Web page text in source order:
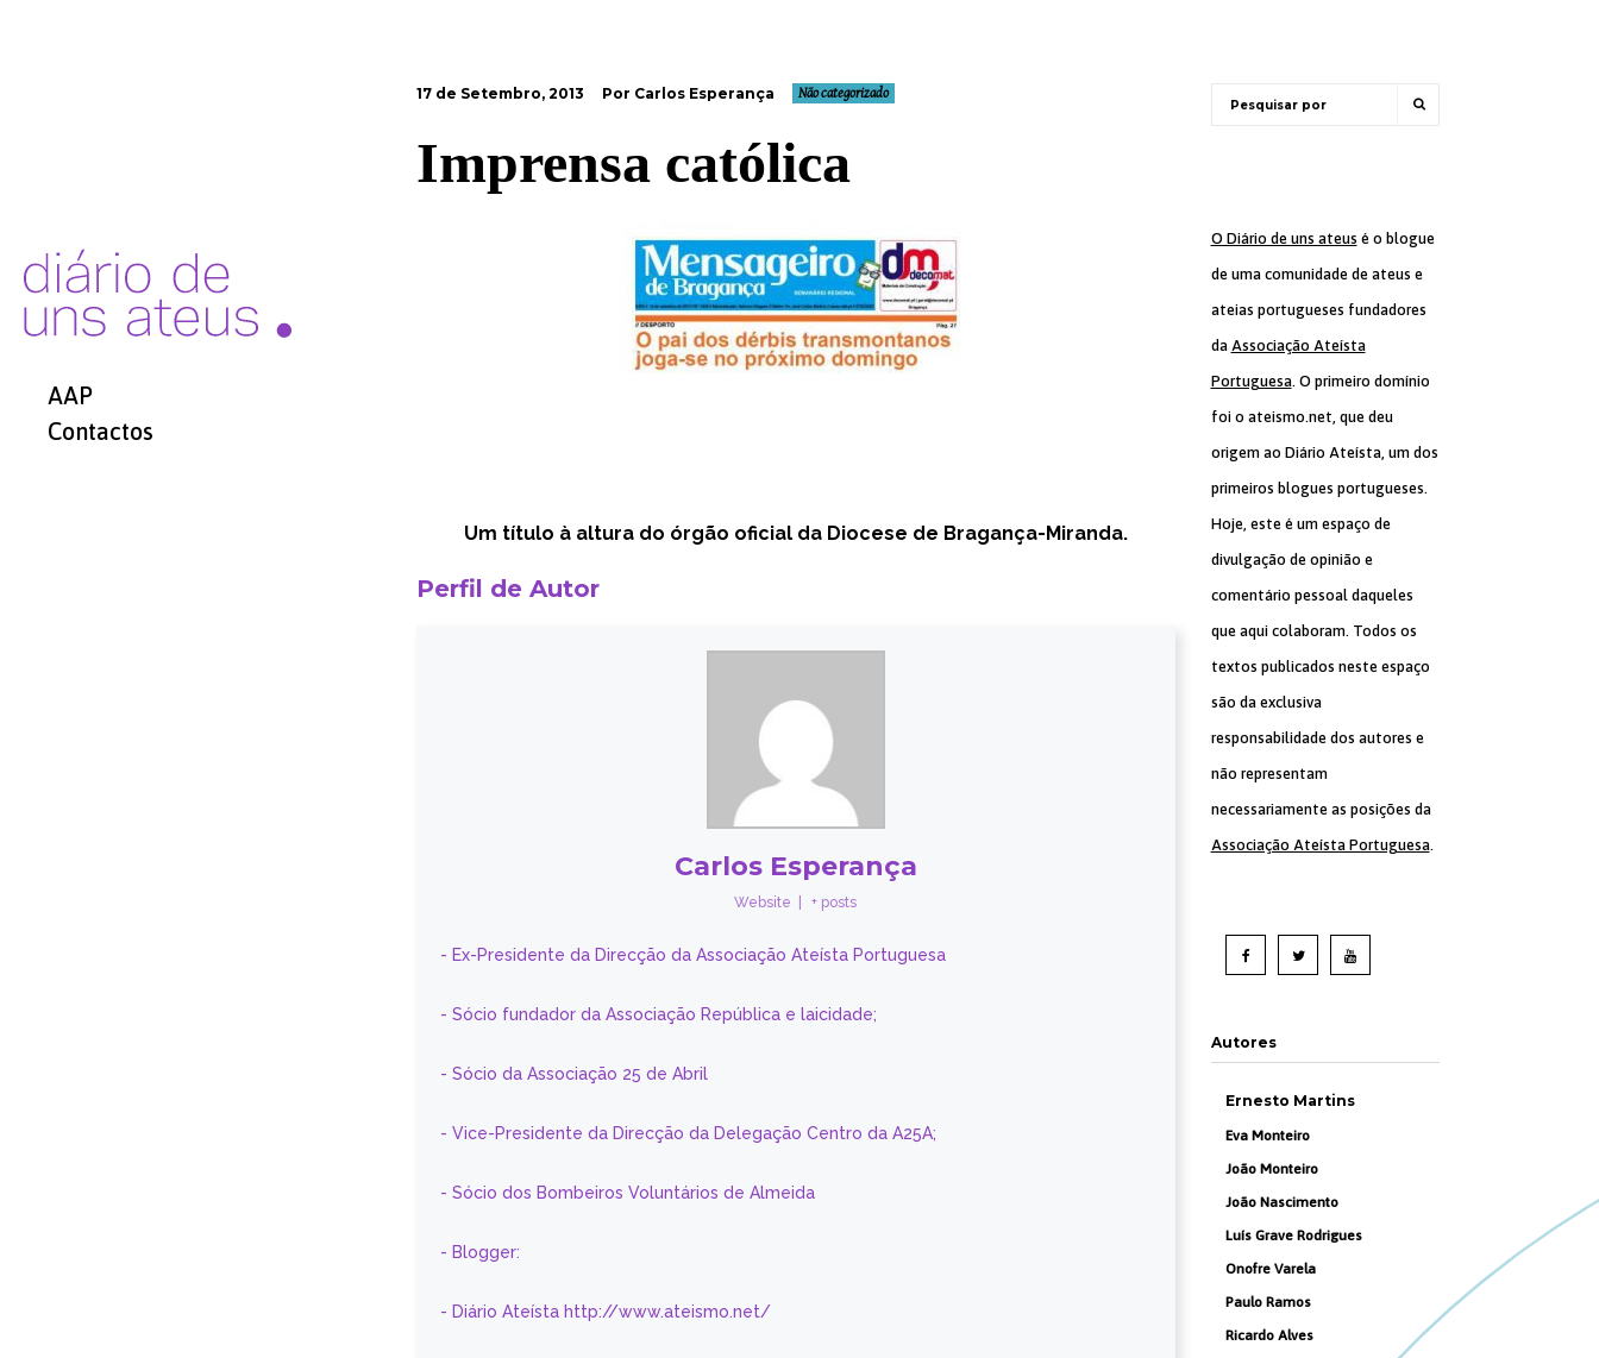
AAP
Contactos
17 de Setembro, 2013 Por Carlos Esperança Não categorizado
Imprensa católica
Um título à altura do órgão oficial da Diocese de Bragança-Miranda.
Perfil de Autor
Carlos Esperança
Website + posts
- Ex-Presidente da Direcção da Associação Ateísta Portuguesa
- Sócio fundador da Associação República e laicidade;
- Sócio da Associação 25 de Abril
- Vice-Presidente da Direcção da Delegação Centro da A25A;
- Sócio dos Bombeiros Voluntários de Almeida
- Blogger:
- Diário Ateísta http://www.ateismo.net/
O Diário de uns ateus é o blogue
de uma comunidade de ateus e
ateias portugueses fundadores
da Associação Ateísta
Portuguesa. O primeiro domínio
foi o ateismo.net, que deu
origem ao Diário Ateísta, um dos
primeiros blogues portugueses.
Hoje, este é um espaço de
divulgação de opinião e
comentário pessoal daqueles
que aqui colaboram. Todos os
textos publicados neste espaço
são da exclusiva
responsabilidade dos autores e
não representam
necessariamente as posições da
Associação Ateísta Portuguesa.
Autores
Ernesto Martins
Eva Monteiro
João Monteiro
João Nascimento
Luís Grave Rodrigues
Onofre Varela
Paulo Ramos
Ricardo Alves